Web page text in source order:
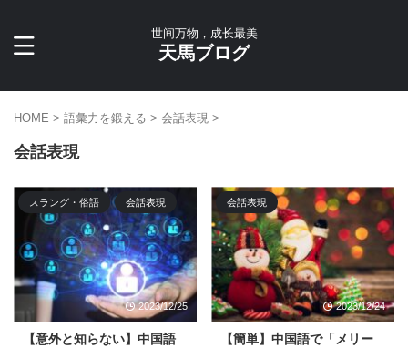
世间万物，成长最美
天馬ブログ
HOME > 語彙力を鍛える > 会話表現 >
会話表現
スラング・俗語 会話表現
2023/12/25
【意外と知らない】中国語
会話表現
2023/12/24
【簡単】中国語で「メリー